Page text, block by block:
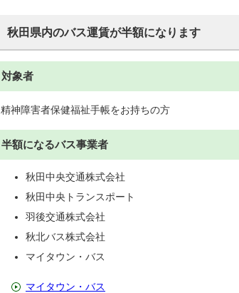
秋田県内のバス運賃が半額になります
対象者
精神障害者保健福祉手帳をお持ちの方
半額になるバス事業者
秋田中央交通株式会社
秋田中央トランスポート
羽後交通株式会社
秋北バス株式会社
マイタウン・バス
マイタウン・バス